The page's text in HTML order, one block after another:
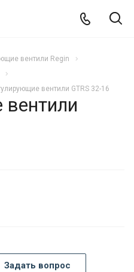
вентили Regin
вентили GTRS 32-16
Задать вопрос